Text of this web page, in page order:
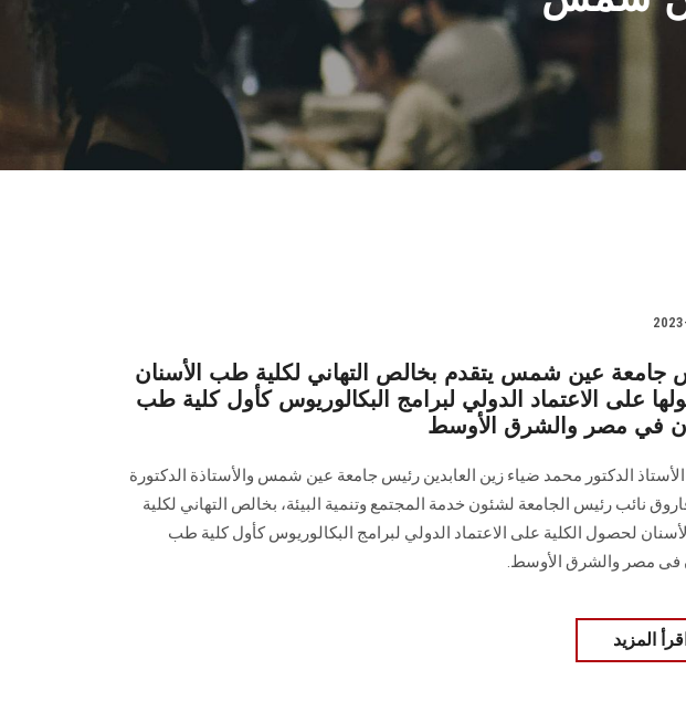
جامعة عين شمس يتقدم بخالص التهاني لكلية طب الأسنان
على الاعتماد الدولي لبرامج البكالوريوس كأول كلية طب
في مصر والشرق الأوسط
الأستاذ الدكتور محمد ضياء زين العابدين رئیس جامعة عين شمس والأستاذة الدكتورة
نائب رئيس الجامعة لشئون خدمة المجتمع وتنمية البيئة، بخالص التهاني لكلية
لحصول الكلية على الاعتماد الدولي لبرامج البكالوريوس كأول كلية طب
فى مصر والشرق الأوسط.
المزيد